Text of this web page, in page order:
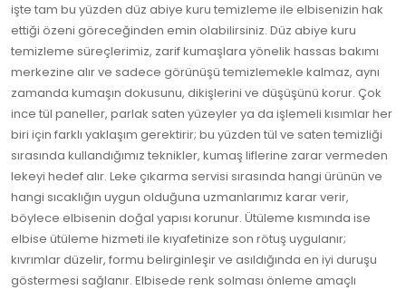
işte tam bu yüzden düz abiye kuru temizleme ile elbisenizin hak
ettiği özeni göreceğinden emin olabilirsiniz. Düz abiye kuru
temizleme süreçlerimiz, zarif kumaşlara yönelik hassas bakımı
merkezine alır ve sadece görünüşü temizlemekle kalmaz, aynı
zamanda kumaşın dokusunu, dikişlerini ve düşüşünü korur. Çok
ince tül paneller, parlak saten yüzeyler ya da işlemeli kısımlar her
biri için farklı yaklaşım gerektirir; bu yüzden tül ve saten temizliği
sırasında kullandığımız teknikler, kumaş liflerine zarar vermeden
lekeyi hedef alır. Leke çıkarma servisi sırasında hangi ürünün ve
hangi sıcaklığın uygun olduğuna uzmanlarımız karar verir,
böylece elbisenin doğal yapısı korunur. Ütüleme kısmında ise
elbise ütüleme hizmeti ile kıyafetinize son rötuş uygulanır;
kıvrımlar düzelir, formu belirginleşir ve asıldığında en iyi duruşu
göstermesi sağlanır. Elbisede renk solması önleme amaçlı